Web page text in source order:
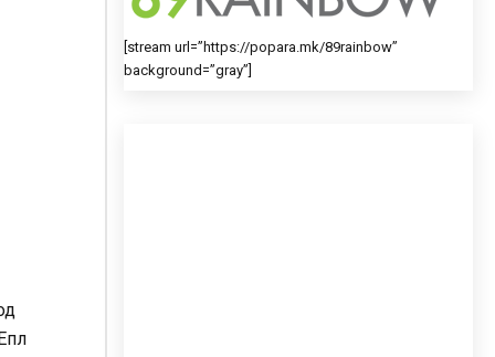
[stream url=”https://popara.mk/89rainbow”
background=”gray”]